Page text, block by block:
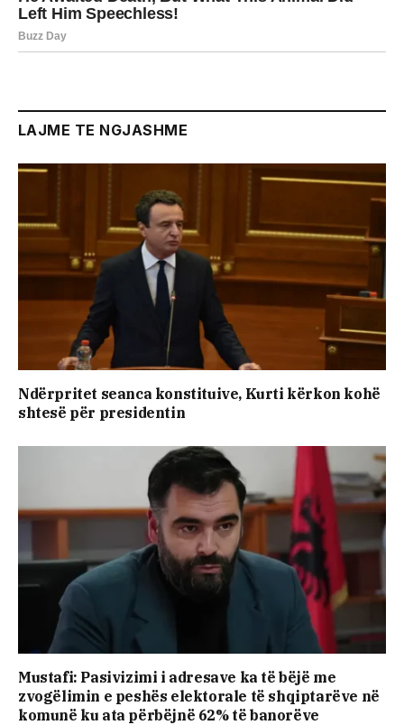
LAJME TE NGJASHME
Ndërpritet seanca konstituive, Kurti kërkon kohë
shtesë për presidentin
Mustafi: Pasivizimi i adresave ka të bëjë me
zvogëlimin e peshës elektorale të shqiptarëve në
komunë ku ata përbëjnë 62% të banorëve